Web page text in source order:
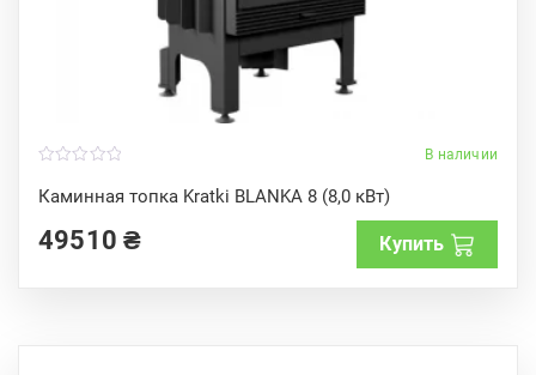
В наличии
Каминная топка Kratki BLANKA 8 (8,0 кВт)
o
u
o
f
49510₴ Купить